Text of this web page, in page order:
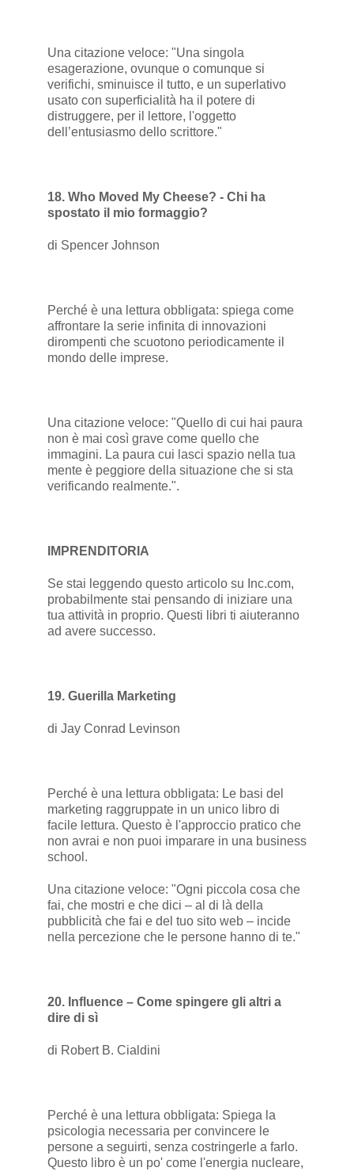
Una citazione veloce: "Una singola
esagerazione, ovunque o comunque si
verifichi, sminuisce il tutto, e un superlativo
usato con superficialità ha il potere di
distruggere, per il lettore, l'oggetto
dell’entusiasmo dello scrittore."
18. Who Moved My Cheese? - Chi ha
spostato il mio formaggio?
di Spencer Johnson
Perché è una lettura obbligata: spiega come
affrontare la serie infinita di innovazioni
dirompenti che scuotono periodicamente il
mondo delle imprese.
Una citazione veloce: "Quello di cui hai paura
non è mai così grave come quello che
immagini. La paura cui lasci spazio nella tua
mente è peggiore della situazione che si sta
verificando realmente.".
IMPRENDITORIA
Se stai leggendo questo articolo su Inc.com,
probabilmente stai pensando di iniziare una
tua attività in proprio. Questi libri ti aiuteranno
ad avere successo.
19. Guerilla Marketing
di Jay Conrad Levinson
Perché è una lettura obbligata: Le basi del
marketing raggruppate in un unico libro di
facile lettura. Questo è l'approccio pratico che
non avrai e non puoi imparare in una business
school.
Una citazione veloce: "Ogni piccola cosa che
fai, che mostri e che dici – al di là della
pubblicità che fai e del tuo sito web – incide
nella percezione che le persone hanno di te."
20. Influence – Come spingere gli altri a
dire di sì
di Robert B. Cialdini
Perché è una lettura obbligata: Spiega la
psicologia necessaria per convincere le
persone a seguirti, senza costringerle a farlo.
Questo libro è un po' come l'energia nucleare,